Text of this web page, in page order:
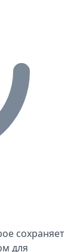
сохраняет
для